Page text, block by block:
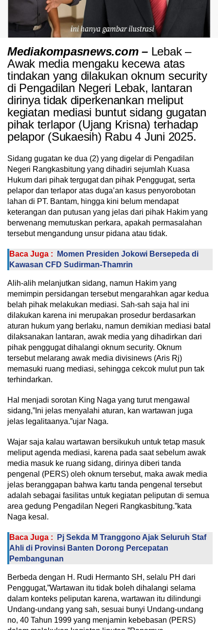
Mediakompasnews.com – Lebak –
Awak media mengaku kecewa atas
tindakan yang dilakukan oknum security
di Pengadilan Negeri Lebak, lantaran
dirinya tidak diperkenankan meliput
kegiatan mediasi buntut sidang gugatan
pihak terlapor (Ujang Krisna) terhadap
pelapor (Sukaesih) Rabu 4 Juni 2025.
Sidang gugatan ke dua (2) yang digelar di Pengadilan
Negeri Rangkasbitung yang dihadiri sejumlah Kuasa
Hukum dari pihak tergugat dan pihak Penggugat, serta
pelapor dan terlapor atas duga’an kasus penyorobotan
lahan di PT. Bantam, hingga kini belum mendapat
keterangan dan putusan yang jelas dari pihak Hakim yang
berwenang memutuskan perkara, apakah permasalahan
tersebut mengandung unsur pidana atau tidak.
Baca Juga :
Momen Presiden Jokowi Bersepeda di
Kawasan CFD Sudirman-Thamrin
Alih-alih melanjutkan sidang, namun Hakim yang
memimpin persidangan tersebut mengarahkan agar kedua
belah pihak melakukan mediasi. Sah-sah saja hal ini
dilakukan karena ini merupakan prosedur berdasarkan
aturan hukum yang berlaku, namun demikian mediasi batal
dilaksanakan lantaran, awak media yang dihadirkan dari
pihak penggugat dihalangi oknum security. Oknum
tersebut melarang awak media divisinews (Aris Rj)
memasuki ruang mediasi, sehingga cekcok mulut pun tak
terhindarkan.
Hal menjadi sorotan King Naga yang turut mengawal
sidang,”Ini jelas menyalahi aturan, kan wartawan juga
jelas legalitaanya.”ujar Naga.
Wajar saja kalau wartawan bersikukuh untuk tetap masuk
meliput agenda mediasi, karena pada saat sebelum awak
media masuk ke ruang sidang, dirinya diberi tanda
pengenal (PERS) oleh oknum tersebut, maka awak media
jelas beranggapan bahwa kartu tanda pengenal tersebut
adalah sebagai fasilitas untuk kegiatan peliputan di semua
area gedung Pengadilan Negeri Rangkasbitung.”kata
Naga kesal.
Baca Juga :
Pj Sekda M Tranggono Ajak Seluruh Staf
Ahli di Provinsi Banten Dorong Percepatan
Pembangunan
Berbeda dengan H. Rudi Hermanto SH, selalu PH dari
Penggugat,”Wartawan itu tidak boleh dihalangi selama
dalam konteks peliputan karena, wartawan itu dilindungi
Undang-undang yang sah, sesuai bunyi Undang-undang
no, 40 Tahun 1999 yang menjamin kebebasan (PERS)